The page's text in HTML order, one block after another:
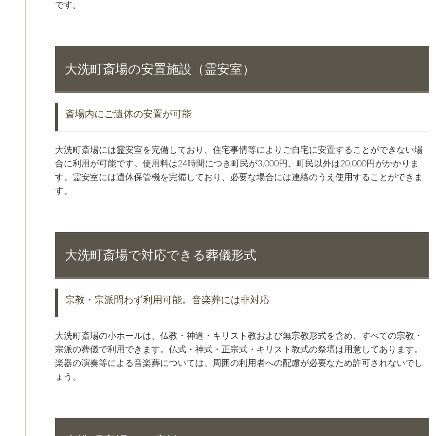
です。
大洗町斎場の安置施設（霊安室）
斎場内にご遺体の安置が可能
大洗町斎場には霊安室を完備しており、住宅事情等によりご自宅に安置することができない場
合に利用が可能です。使用料は24時間につき町民が3,000円、町民以外は20,000円がかかりま
す。霊安室には遺体保管機を完備しており、必要な場合には連絡のうえ使用することができま
す。
大洗町斎場で対応できる葬儀形式
宗教・宗派問わず利用可能。音楽葬には非対応
大洗町斎場の小ホールは、仏教・神道・キリスト教および無宗教形式を含め、すべての宗教・
宗派の葬儀で利用できます。仏式・神式・正宗式・キリスト教式の祭壇は用意してあります。
楽器の演奏等による音楽葬については、周囲の利用者への配慮が必要なため許可されないでし
ょう。